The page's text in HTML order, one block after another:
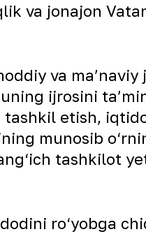
va jonajon
va maʼnaviy
ijrosini
tashkil etish,
munosib
tashkilot
ro‘yobga